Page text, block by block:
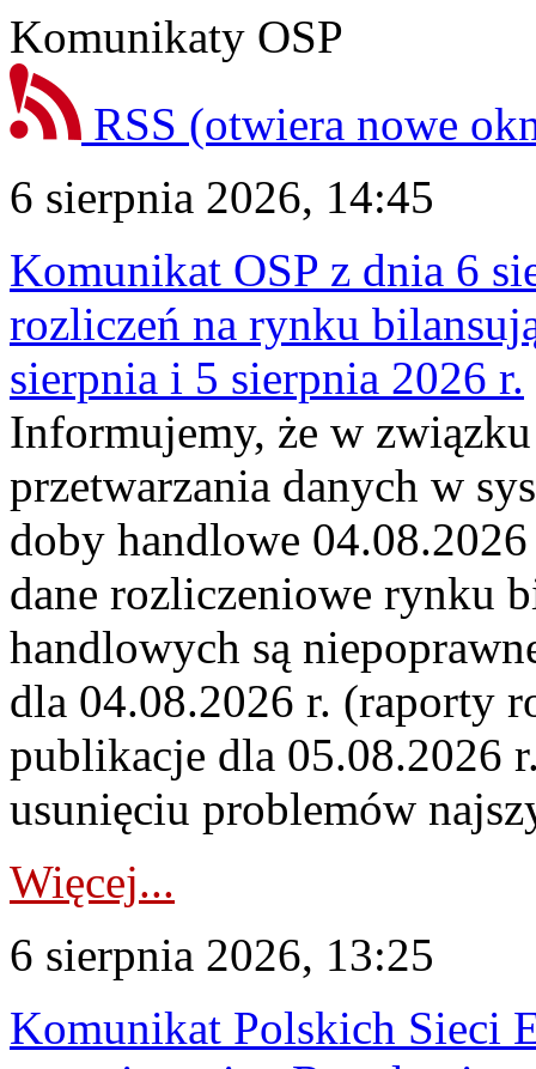
Komunikaty OSP
RSS (otwiera nowe
6 sierpnia 2026, 14:45
Komunikat OSP z dnia 6
rozliczeń na rynku
sierpnia i 5 sierpnia 2026 r.
Informujemy, że w
przetwarzania danych w
doby handlowe
dane rozliczeniowe rynku
handlowych są
dla 04.08.2026 r. (raporty
publikacje dla 05.08.2026
usunięciu problemów
Więcej...
6 sierpnia 2026, 13:25
Komunikat Polskich Sieci